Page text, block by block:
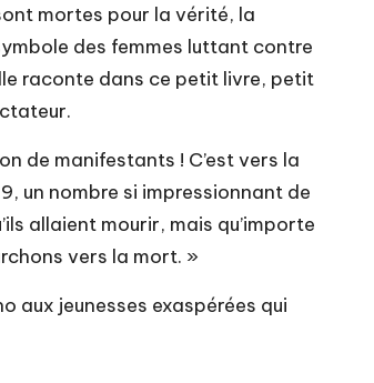
mortes pour la vérité, la
des femmes luttant contre
raconte dans ce petit livre, petit
de manifestants ! C’est vers la
un nombre si impressionnant de
allaient mourir, mais qu’importe
vers la mort. »
aux jeunesses exaspérées qui